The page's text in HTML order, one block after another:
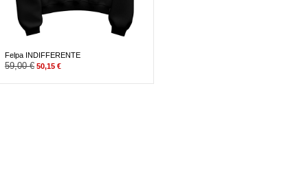
Felpa INDIFFERENTE
59,00€ 50,15 €